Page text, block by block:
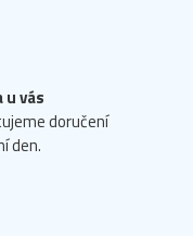
vás
doručení
den.